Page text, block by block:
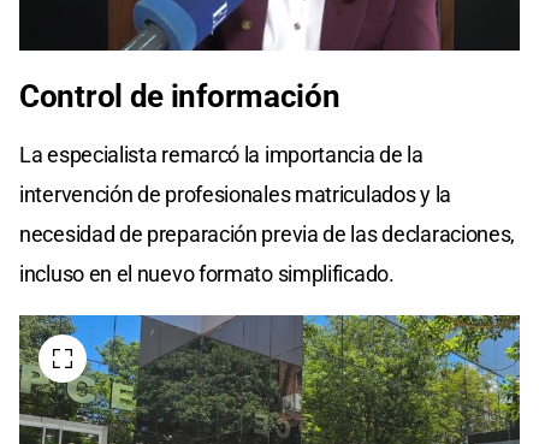
Control de información
La especialista remarcó la importancia de la
intervención de profesionales matriculados y la
necesidad de preparación previa de las declaraciones,
incluso en el nuevo formato simplificado.